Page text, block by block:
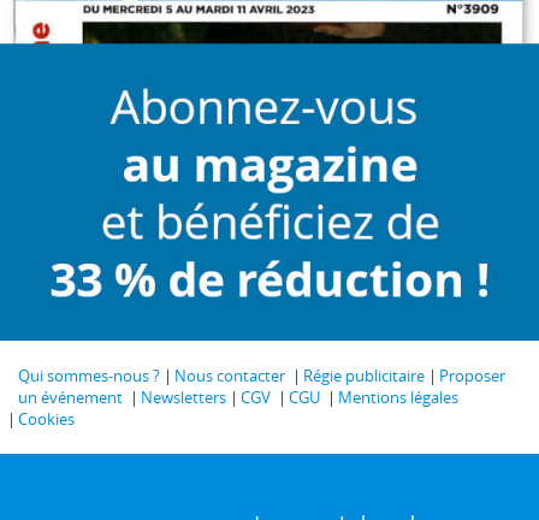
Qui sommes-nous ? Nous contacter Régie publicitaire
Proposer
un événement
Newsletters CGV CGU
Mentions légales
Cookies